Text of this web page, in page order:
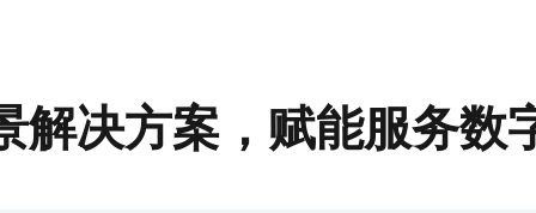
解决方案，赋能服务数